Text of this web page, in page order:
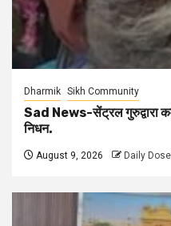
Dharmik Sikh Community
Sad News-सेंट्रल गुरुद्वारा
निधन.
August 9, 2026 Daily